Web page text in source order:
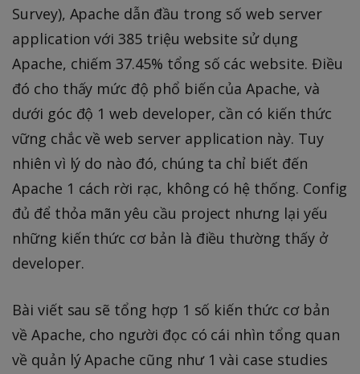
Survey), Apache dẫn đầu trong số web server
application với 385 triệu website sử dụng
Apache, chiếm 37.45% tổng số các website. Điều
đó cho thấy mức độ phổ biến của Apache, và
dưới góc độ 1 web developer, cần có kiến thức
vững chắc về web server application này. Tuy
nhiên vì lý do nào đó, chúng ta chỉ biết đến
Apache 1 cách rời rạc, không có hệ thống. Config
đủ để thỏa mãn yêu cầu project nhưng lại yếu
những kiến thức cơ bản là điều thường thấy ở
developer.
Bài viết sau sẽ tổng hợp 1 số kiến thức cơ bản
về Apache, cho người đọc có cái nhìn tổng quan
về quản lý Apache cũng như 1 vài case studies